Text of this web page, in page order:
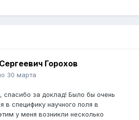
Горохов
30 марта
спасибо за доклад! Было бы очень
в специфику научного поля в
у меня возникли несколько